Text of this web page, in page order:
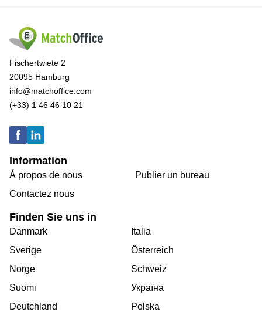
Fischertwiete 2
20095 Hamburg
info@matchoffice.com
(+33) 1 46 46 10 21
Information
Á propos de nous
Contactez nous
Publier un bureau
Finden Sie uns in
Danmark
Sverige
Norge
Suomi
Deutchland
Italia
Österreich
Schweiz
Україна
Polska